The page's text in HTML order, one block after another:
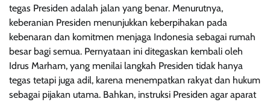
tegas Presiden adalah jalan yang benar. Menurutnya,
keberanian Presiden menunjukkan keberpihakan pada
kebenaran dan komitmen menjaga Indonesia sebagai rumah
besar bagi semua. Pernyataan ini ditegaskan kembali oleh
Idrus Marham, yang menilai langkah Presiden tidak hanya
tegas tetapi juga adil, karena menempatkan rakyat dan hukum
sebagai pijakan utama. Bahkan, instruksi Presiden agar aparat